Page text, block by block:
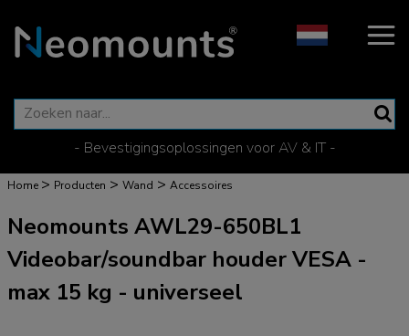
- Bevestigingsoplossingen voor AV & IT -
Home > Producten > Wand > Accessoires
Neomounts AWL29-650BL1
Videobar/soundbar houder VESA -
max 15 kg - universeel